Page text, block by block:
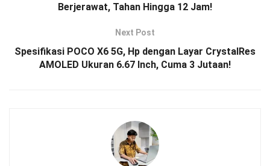
Berjerawat, Tahan Hingga 12 Jam!
Next Post
Spesifikasi POCO X6 5G, Hp dengan Layar CrystalRes
AMOLED Ukuran 6.67 Inch, Cuma 3 Jutaan!